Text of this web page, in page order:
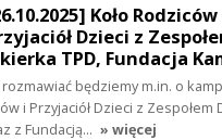
Koło Rodziców
Dzieci z
TPD, Fundacja
będziemy m.in. o
i Przyjaciół Dzieci z Zespołem
z Fundacją… » więcej